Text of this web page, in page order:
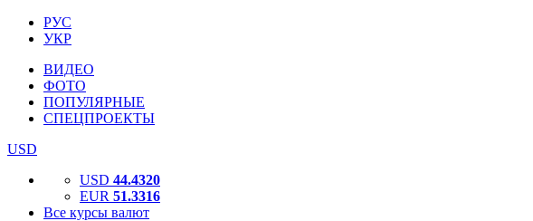
РУС
УКР
ВИДЕО
ФОТО
ПОПУЛЯРНЫЕ
СПЕЦПРОЕКТЫ
USD
USD 44.4320
EUR 51.3316
Все курсы валют